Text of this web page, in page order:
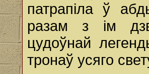
патрапіла ў
разам з ім
цудоўнай
тронаў усяго